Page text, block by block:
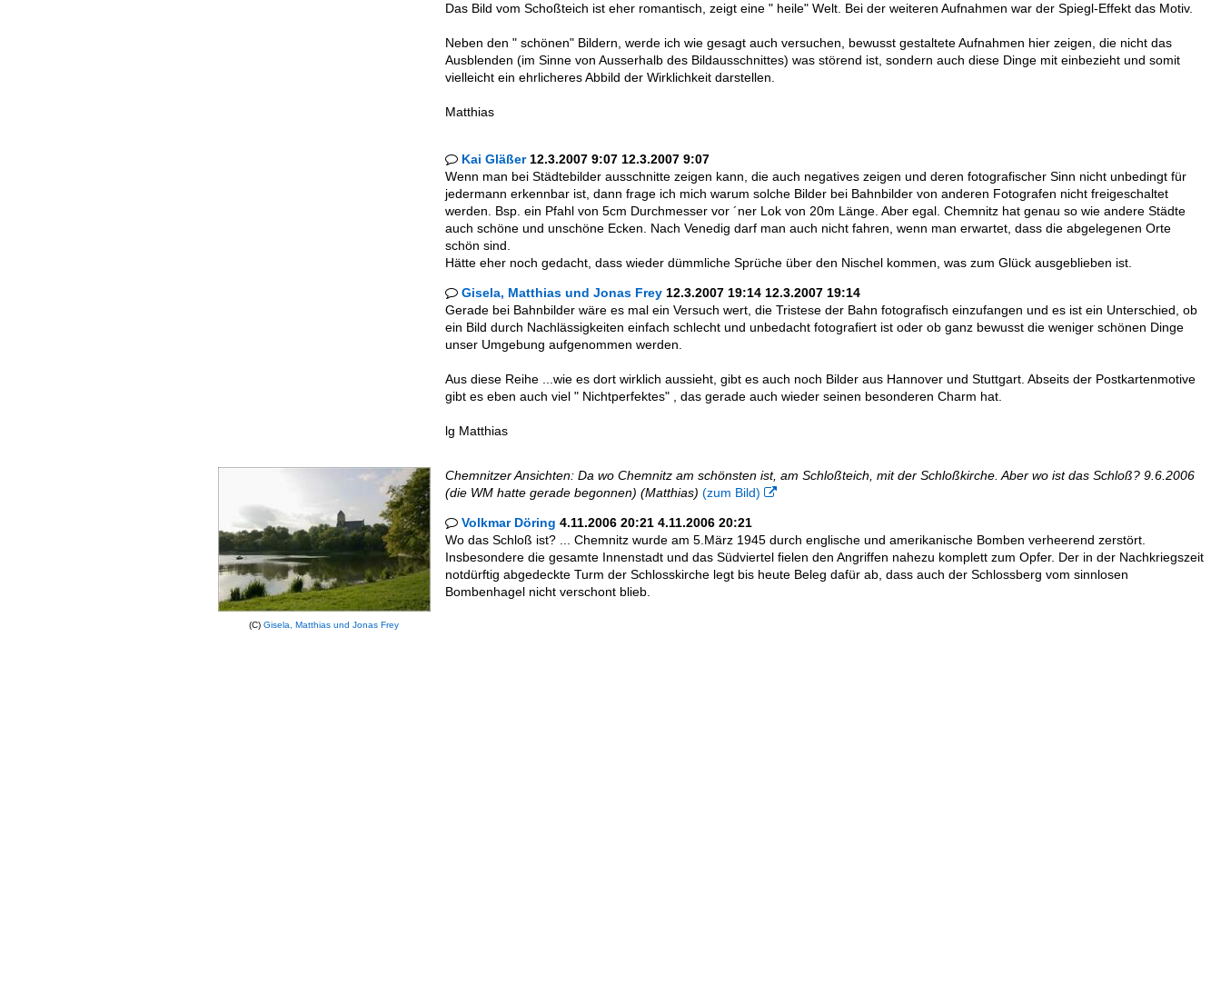
Das Bild vom Schoßteich ist eher romantisch, zeigt eine " heile" Welt. Bei der weiteren Aufnahmen war der Spiegl-Effekt das Motiv.
Neben den " schönen" Bildern, werde ich wie gesagt auch versuchen, bewusst gestaltete Aufnahmen hier zeigen, die nicht das
Ausblenden (im Sinne von Ausserhalb des Bildausschnittes) was störend ist, sondern auch diese Dinge mit einbezieht und somit
vielleicht ein ehrlicheres Abbild der Wirklichkeit darstellen.
Matthias
 Kai Gläßer12.3.2007 9:07 12.3.2007 9:07
Wenn man bei Städtebilder ausschnitte zeigen kann, die auch negatives zeigen und deren fotografischer Sinn nicht unbedingt für
jedermann erkennbar ist, dann frage ich mich warum solche Bilder bei Bahnbilder von anderen Fotografen nicht freigeschaltet
werden. Bsp. ein Pfahl von 5cm Durchmesser vor ´ner Lok von 20m Länge. Aber egal. Chemnitz hat genau so wie andere Städte
auch schöne und unschöne Ecken. Nach Venedig darf man auch nicht fahren, wenn man erwartet, dass die abgelegenen Orte
schön sind.
Hätte eher noch gedacht, dass wieder dümmliche Sprüche über den Nischel kommen, was zum Glück ausgeblieben ist.
 Gisela, Matthias und Jonas Frey12.3.2007 19:14 12.3.2007 19:14
Gerade bei Bahnbilder wäre es mal ein Versuch wert, die Tristese der Bahn fotografisch einzufangen und es ist ein Unterschied, ob
ein Bild durch Nachlässigkeiten einfach schlecht und unbedacht fotografiert ist oder ob ganz bewusst die weniger schönen Dinge
unser Umgebung aufgenommen werden.
Aus diese Reihe ...wie es dort wirklich aussieht, gibt es auch noch Bilder aus Hannover und Stuttgart. Abseits der Postkartenmotive
gibt es eben auch viel " Nichtperfektes" , das gerade auch wieder seinen besonderen Charm hat.
lg Matthias
(C)Gisela, Matthias und Jonas Frey
Chemnitzer Ansichten: Da wo Chemnitz am schönsten ist, am Schloßteich, mit der Schloßkirche. Aber wo ist das Schloß? 9.6.2006
(die WM hatte gerade begonnen) (Matthias) (zum Bild) 
 Volkmar Döring 4.11.2006 20:21 4.11.2006 20:21
Wo das Schloß ist? ... Chemnitz wurde am 5.März 1945 durch englische und amerikanische Bomben verheerend zerstört.
Insbesondere die gesamte Innenstadt und das Südviertel fielen den Angriffen nahezu komplett zum Opfer. Der in der Nachkriegszeit
notdürftig abgedeckte Turm der Schlosskirche legt bis heute Beleg dafür ab, dass auch der Schlossberg vom sinnlosen
Bombenhagel nicht verschont blieb.